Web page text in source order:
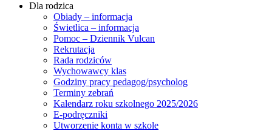
Dla rodzica
Obiady – informacja
Świetlica – informacja
Pomoc – Dziennik Vulcan
Rekrutacja
Rada rodziców
Wychowawcy klas
Godziny pracy pedagog/psycholog
Terminy zebrań
Kalendarz roku szkolnego 2025/2026
E-podręczniki
Utworzenie konta w szkole